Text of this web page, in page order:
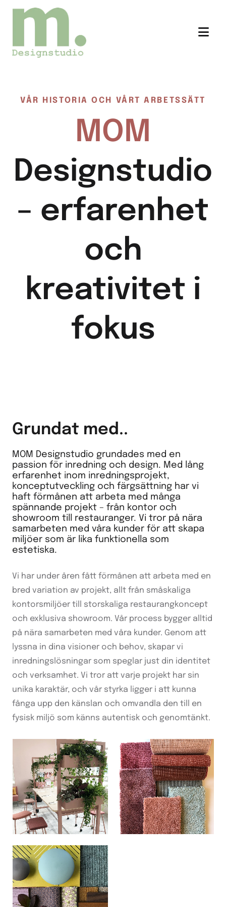
VÅR HISTORIA OCH VÅRT ARBETSSÄTT
MOM
Designstudio
– erfarenhet
och
kreativitet i
fokus
Grundat med..
MOM Designstudio grundades med en
passion för inredning och design. Med lång
erfarenhet inom inredningsprojekt,
konceptutveckling och färgsättning har vi
haft förmånen att arbeta med många
spännande projekt – från kontor och
showroom till restauranger. Vi tror på nära
samarbeten med våra kunder för att skapa
miljöer som är lika funktionella som
estetiska.
Vi har under åren fått förmånen att arbeta med en
bred variation av projekt, allt från småskaliga
kontorsmiljöer till storskaliga restaurangkoncept
och exklusiva showroom. Vår process bygger alltid
på nära samarbeten med våra kunder. Genom att
lyssna in dina visioner och behov, skapar vi
inredningslösningar som speglar just din identitet
och verksamhet. Vi tror att varje projekt har sin
unika karaktär, och vår styrka ligger i att kunna
fånga upp den känslan och omvandla den till en
fysisk miljö som känns autentisk och genomtänkt.